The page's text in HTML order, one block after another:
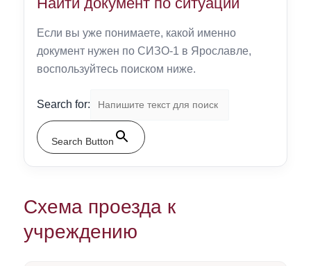
Если вы уже понимаете, какой именно
документ нужен по СИЗО-1 в Ярославле,
воспользуйтесь поиском ниже.
Search for:
Search Button
Схема проезда к
учреждению